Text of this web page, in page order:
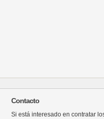
Contacto
Si está interesado en contratar